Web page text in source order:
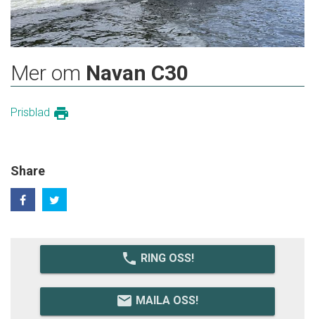
Mer om Navan C30
Prisblad print
Share
local_phone RING OSS!
email MAILA OSS!